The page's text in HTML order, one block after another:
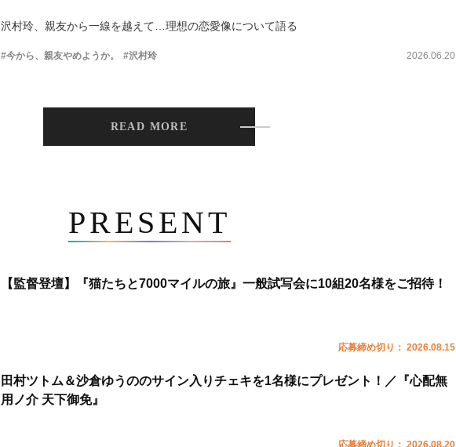
沢村玲、親友から一線を越えて…理想の恋愛像について語る
#今から、親友やめようか。 #沢村玲 2026.06.20
READ MORE
PRESENT
【監督登壇】『猫たちと7000マイルの旅』一般試写会に10組20名様をご招待！
応募締め切り： 2026.08.15
田村ツトム＆沙倉ゆうののサイン入りチェキを1名様にプレゼント！／『心配無
用ノ介 天下御免』
応募締め切り： 2026.08.20